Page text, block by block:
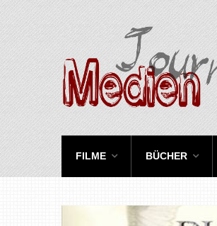
FILME BÜCHER